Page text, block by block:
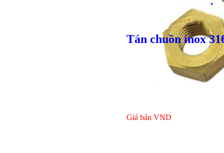
Giá bán VND
Tán chuồn inox